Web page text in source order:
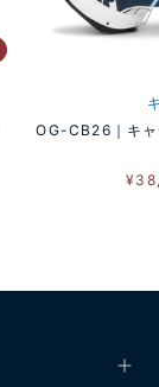
OG-CB26｜キ